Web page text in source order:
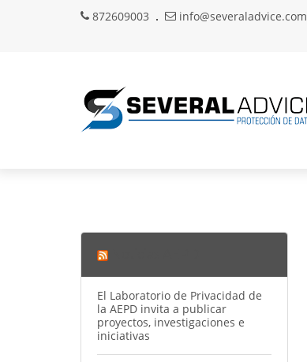
872609003 info@severaladvice.com
El Laboratorio de Privacidad de
la AEPD invita a publicar
proyectos, investigaciones e
iniciativas